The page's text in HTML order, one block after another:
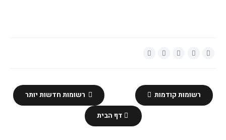
רשומות חדשות יותר רשומות קודמות
דף הבית